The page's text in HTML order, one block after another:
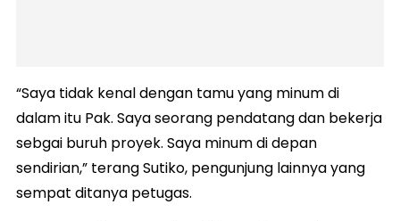
“Saya tidak kenal dengan tamu yang minum di
dalam itu Pak. Saya seorang pendatang dan bekerja
sebgai buruh proyek. Saya minum di depan
sendirian,” terang Sutiko, pengunjung lainnya yang
sempat ditanya petugas.